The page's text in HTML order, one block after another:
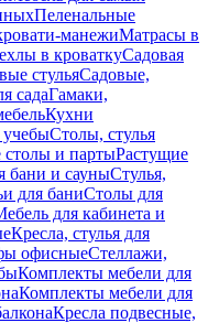
Пеленальные
манежиМатрасы в
в кроваткуСадовая
стульяСадовые,
садаГамаки,
Кухни
учебыСтолы, стулья
столы и партыРастущие
бани и сауныСтулья,
для баниСтолы для
для кабинета и
Кресла, стулья для
офисныеСтеллажи,
Комплекты мебели для
Комплекты мебели для
Кресла подвесные,